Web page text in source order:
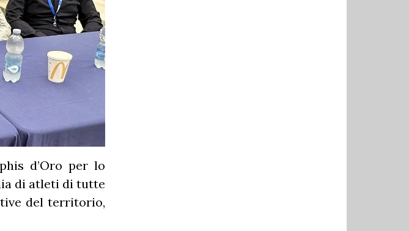
d’Oro per lo
di atleti di tutte
del territorio,